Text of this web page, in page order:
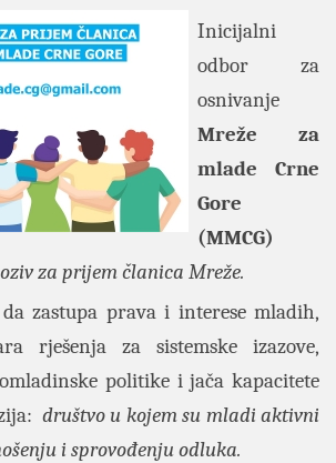
Inicijalni
odbor za
osnivanje
Mreže za
mlade Crne
Gore
(MMCG)
za prijem članica Mreže.
zastupa prava i interese mladih,
rješenja za sistemske izazove,
politike i jača kapacitete
društvo u kojem su mladi aktivni
i sprovođenju odluka.